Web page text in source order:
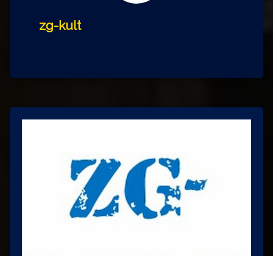
zg-kult